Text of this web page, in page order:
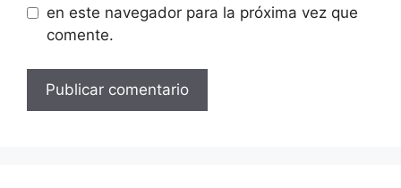
en este navegador para la próxima vez que
comente.